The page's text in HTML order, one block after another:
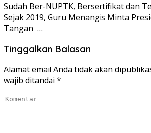
Sudah Ber-NUPTK, Bersertifikat dan
Sejak 2019, Guru Menangis Minta
Tangan …
Tinggalkan Balasan
Alamat email Anda tidak akan
wajib ditandai *